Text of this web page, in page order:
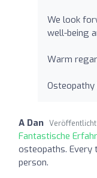
We look
well-being
Warm
Osteopathy
A Dan Veröffentlicht
Fantastische
osteopaths. Every
person.